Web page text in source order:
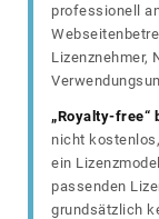
professionell
Lizenznehmer,
„Royalty-free“
nicht
ein
passenden
grundsätzlich